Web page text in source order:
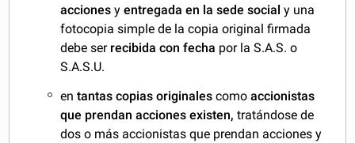
acciones yentregada en la sede social y una
fotocopia simple de la copia original firmada
debe ser recibida con fecha por la S.A.S. o
S.A.S.U.
entantas copias originales comoaccionistas
que prendan acciones existen, tratándose de
dos o más accionistas que prendan acciones y